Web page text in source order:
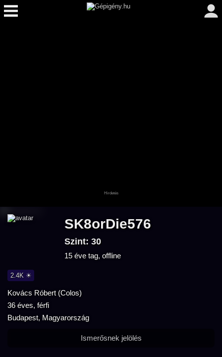
SK8orDie576
Szint: 30
15 éve tag, offline
2.4K ☀
Kovács Róbert (Colos)
36 éves, férfi
Budapest, Magyarország
Ismerősnek jelölés